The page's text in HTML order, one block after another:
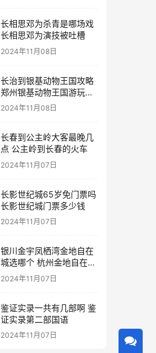
长相思邓为杀青是哪场戏
长相思邓为演技被吐槽
2024年11月08日
长治到银基动物王国攻略
郑州银基动物王国游玩攻
略
2024年11月08日
长春到公主岭大客最晚几
点 公主岭到长春的火车
2024年11月07日
长影世纪城65岁免门票吗
长影世纪城门票多少钱
2024年11月07日
银川金宇凤栖湾金地自在
城选哪个 杭州金地自在城
地址
2024年11月07日
鉴证实录一共有几部啊 鉴
证实录第二部国语
2024年11月07日